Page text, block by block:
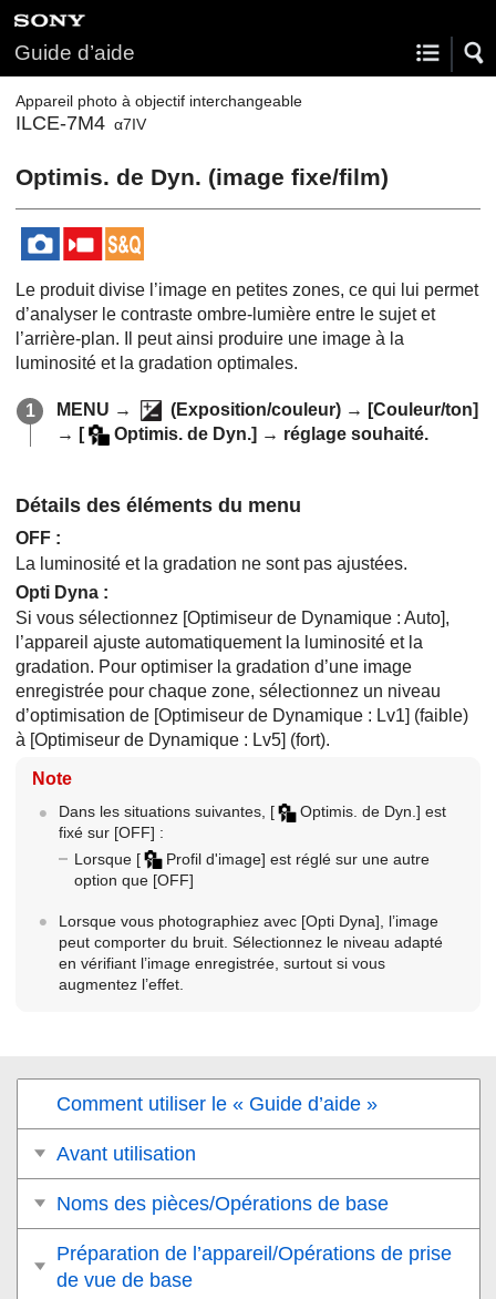
Guide d’aide
Appareil photo à objectif interchangeable
ILCE-7M4 α7IV
Optimis. de Dyn. (image fixe/film)
Le produit divise l’image en petites zones, ce qui lui permet
d’analyser le contraste ombre-lumière entre le sujet et
l’arrière-plan. Il peut ainsi produire une image à la
luminosité et la gradation optimales.
MENU → (Exposition/couleur) → [Couleur/ton]
→ [ Optimis. de Dyn.] → réglage souhaité.
Détails des éléments du menu
OFF :
La luminosité et la gradation ne sont pas ajustées.
Opti Dyna :
Si vous sélectionnez [Optimiseur de Dynamique : Auto],
l’appareil ajuste automatiquement la luminosité et la
gradation. Pour optimiser la gradation d’une image
enregistrée pour chaque zone, sélectionnez un niveau
d’optimisation de [Optimiseur de Dynamique : Lv1] (faible)
à [Optimiseur de Dynamique : Lv5] (fort).
Note
Dans les situations suivantes, [ Optimis. de Dyn.] est
fixé sur [OFF] :
Lorsque [ Profil d'image] est réglé sur une autre
option que [OFF]
Lorsque vous photographiez avec [Opti Dyna] , l’image
peut comporter du bruit. Sélectionnez le niveau adapté
en vérifiant l’image enregistrée, surtout si vous
augmentez l’effet.
Comment utiliser le « Guide d’aide »
Avant utilisation
Noms des pièces/Opérations de base
Préparation de l’appareil/Opérations de prise
de vue de base